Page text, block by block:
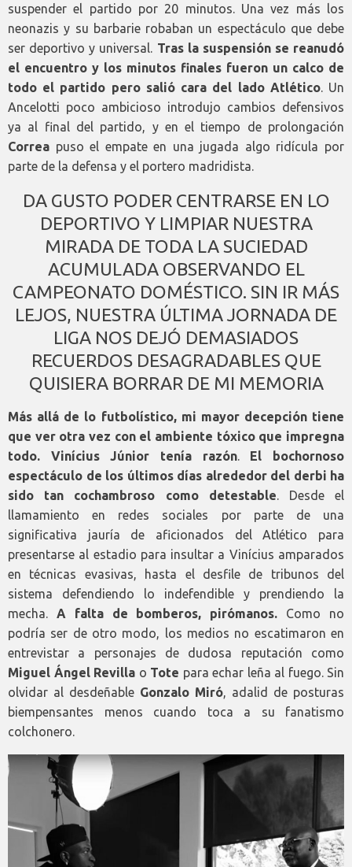
suspender el partido por 20 minutos. Una vez más los
neonazis y su barbarie robaban un espectáculo que debe
ser deportivo y universal. Tras la suspensión se reanudó
el encuentro y los minutos finales fueron un calco de
todo el partido pero salió cara del lado Atlético. Un
Ancelotti poco ambicioso introdujo cambios defensivos
ya al final del partido, y en el tiempo de prolongación
Correa puso el empate en una jugada algo ridícula por
parte de la defensa y el portero madridista.
DA GUSTO PODER CENTRARSE EN LO
DEPORTIVO Y LIMPIAR NUESTRA
MIRADA DE TODA LA SUCIEDAD
ACUMULADA OBSERVANDO EL
CAMPEONATO DOMÉSTICO. SIN IR MÁS
LEJOS, NUESTRA ÚLTIMA JORNADA DE
LIGA NOS DEJÓ DEMASIADOS
RECUERDOS DESAGRADABLES QUE
QUISIERA BORRAR DE MI MEMORIA
Más allá de lo futbolístico, mi mayor decepción tiene
que ver otra vez con el ambiente tóxico que impregna
todo. Vinícius Júnior tenía razón.
El bochornoso
espectáculo de los últimos días alrededor del derbi ha
sido tan cochambroso como detestable. Desde el
llamamiento en redes sociales por parte de una
significativa jauría de aficionados del Atlético para
presentarse al estadio para insultar a Vinícius amparados
en técnicas evasivas, hasta el desfile de tribunos del
sistema defendiendo lo indefendible y prendiendo la
mecha. A falta de bomberos, pirómanos. Como no
podría ser de otro modo, los medios no escatimaron en
entrevistar a personajes de dudosa reputación como
Miguel Ángel Revilla o Tote para echar leña al fuego. Sin
olvidar al desdeñable Gonzalo Miró, adalid de posturas
biempensantes menos cuando toca a su fanatismo
colchonero.